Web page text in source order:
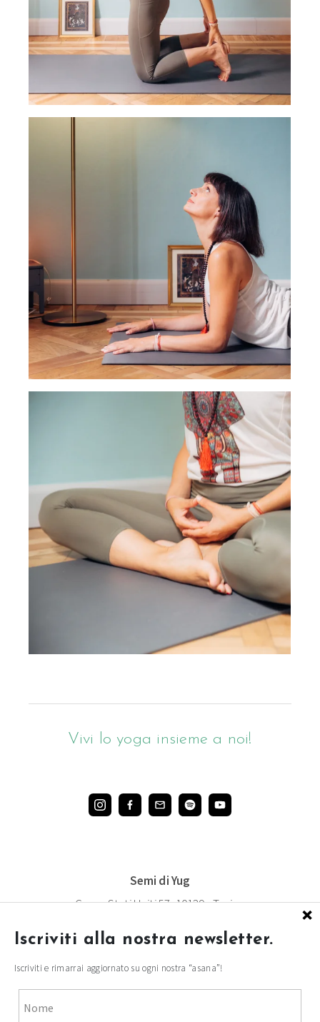
Iscriviti alla nostra newsletter.
Iscriviti e rimarrai aggiornato su ogni nostra “asana”!
×
Vivi lo yoga insieme a noi!
Semi di Yug
Corso Stati Uniti 57, 10129 - Torino
info@semidiyug.com